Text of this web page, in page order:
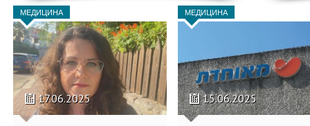
МЕДИЦИНА
17.06.2025
МЕДИЦИНА
15.06.2025